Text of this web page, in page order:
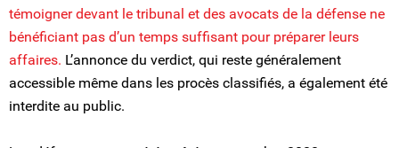
témoigner devant le tribunal et des avocats de la défense ne
bénéficiant pas d’un temps suffisant pour préparer leurs
affaires. L’annonce du verdict, qui reste généralement
accessible même dans les procès classifiés, a également été
interdite au public.